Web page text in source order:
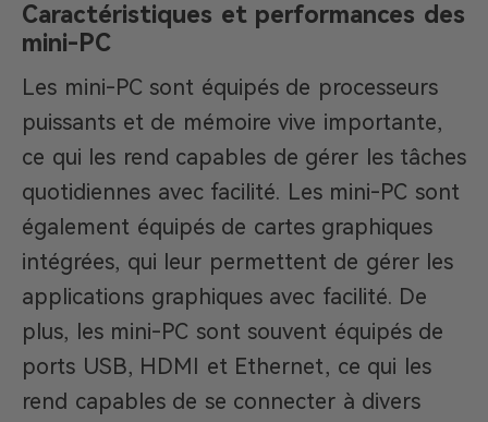
Caractéristiques et performances des
mini-PC
Les mini-PC sont équipés de processeurs
puissants et de mémoire vive importante,
ce qui les rend capables de gérer les tâches
quotidiennes avec facilité. Les mini-PC sont
également équipés de cartes graphiques
intégrées, qui leur permettent de gérer les
applications graphiques avec facilité. De
plus, les mini-PC sont souvent équipés de
ports USB, HDMI et Ethernet, ce qui les
rend capables de se connecter à divers